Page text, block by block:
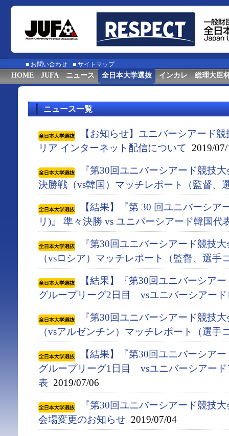
■ お問い合わせ ■ サイトマップ
HOME JUFA ニュース 全日本大学選抜 インカレ 総理大臣
ニュース一覧
【お知らせ】ユニバーシアード
リア インターネット配信について 2019/
『第30回ユニバーシアード競技
決勝戦（vs韓国）マッチレポート（監督、
【結果】『第 30 回ユニバーシア
リ)』 準々決勝 vs ユニバーシアード韓国代
『第30回ユニバーシアード競技
（vsロシア）マッチレポート（監督、選手
【結果】『第30回ユニバーシア
グループリーグ2日目 vsユニバーシアード
『第30回ユニバーシアード競技
（vsアルゼンチン）マッチレポート（選手
【結果】『第30回ユニバーシア
グループリーグ1日目 vsユニバーシアー
表 2019/07/06
『第30回ユニバーシアード競技
会場変更のお知らせ 2019/07/04